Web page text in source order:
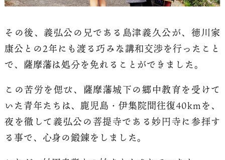
その後、義弘公の兄である島津義久公が、徳川家
康公との2年にも渡る巧みな講和交渉を行ったこと
で、薩摩藩は処分を免れることができました。
この苦労を偲び、薩摩藩城下の郷中教育を受けて
いた青年たちは、鹿児島・伊集院間往復40kmを、
夜を徹して義弘公の菩提寺である妙円寺に参拝す
る事で、心身の鍛錬をしました。